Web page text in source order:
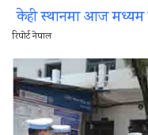
केही स्थानमा आज मध्यम
रिपोर्ट नेपाल